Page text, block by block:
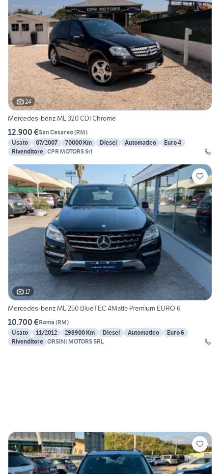
24
Mercedes-benz ML 320 CDI Chrome
12.900 €San Cesareo(RM)
Usato
07/2007 70000 Km Diesel Automatico
Euro 4
Rivenditore CPR MOTORS Srl
17
Mercedes-benz ML 250 BlueTEC 4Matic Premium EURO 6
10.700 €Roma (RM)
Usato
11/2012 298900 Km Diesel Automatico
Euro 6
Rivenditore ORSINI MOTORS SRL